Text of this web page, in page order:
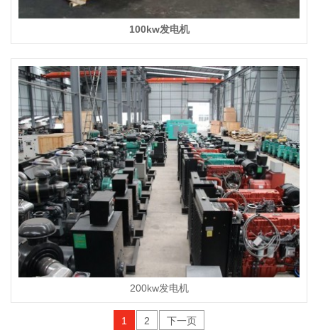
100kw发电机
200kw发电机
1 2 下一页